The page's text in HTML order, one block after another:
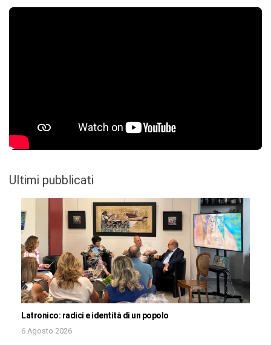
Ultimi pubblicati
Latronico: radici e identità di un popolo
6 Agosto 2026